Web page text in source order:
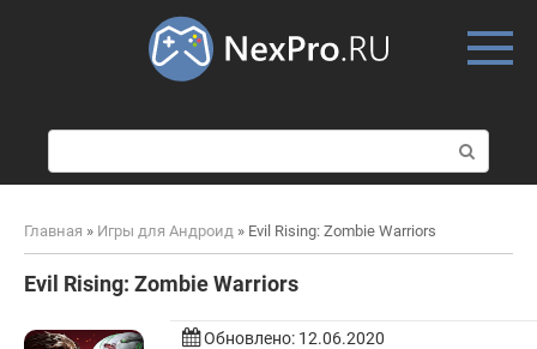
о
и
к
Главная » Игры для Андроид » Evil Rising: Zombie Warriors
Evil Rising: Zombie Warriors
Обновлено: 12.06.2020